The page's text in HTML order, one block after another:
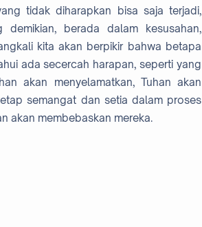
tidak diharapkan bisa saja terjadi,
berada dalam kesusahan,
kita akan berpikir bahwa betapa
ada secercah harapan, seperti yang
akan menyelamatkan, Tuhan akan
semangat dan setia dalam proses
akan membebaskan mereka.